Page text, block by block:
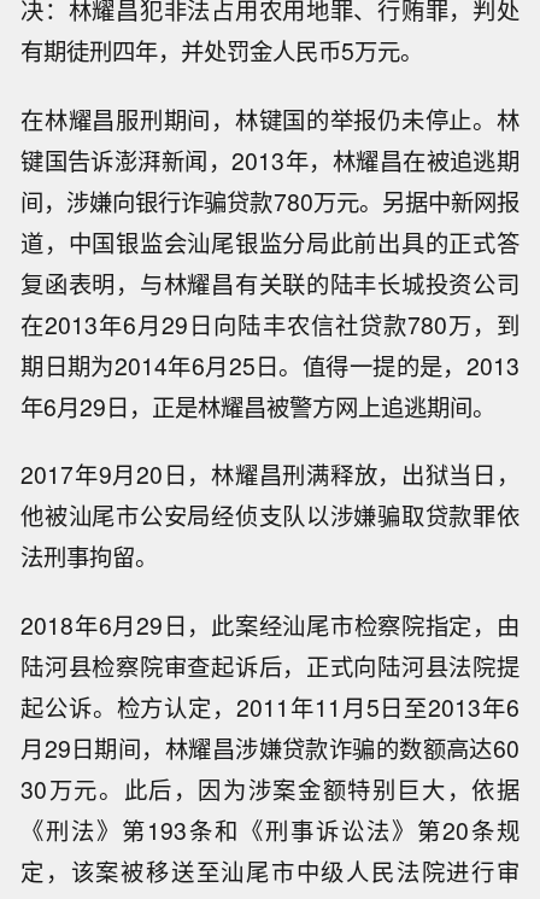
决：林耀昌犯非法占用农用地罪、行贿罪，判处
有期徒刑四年，并处罚金人民币5万元。
在林耀昌服刑期间，林键国的举报仍未停止。林
键国告诉澎湃新闻，2013年，林耀昌在被追逃期
间，涉嫌向银行诈骗贷款780万元。另据中新网报
道，中国银监会汕尾银监分局此前出具的正式答
复函表明，与林耀昌有关联的陆丰长城投资公司
在2013年6月29日向陆丰农信社贷款780万，到
期日期为2014年6月25日。值得一提的是，2013
年6月29日，正是林耀昌被警方网上追逃期间。
2017年9月20日，林耀昌刑满释放，出狱当日，
他被汕尾市公安局经侦支队以涉嫌骗取贷款罪依
法刑事拘留。
2018年6月29日，此案经汕尾市检察院指定，由
陆河县检察院审查起诉后，正式向陆河县法院提
起公诉。检方认定，2011年11月5日至2013年6
月29日期间，林耀昌涉嫌贷款诈骗的数额高达60
30万元。此后，因为涉案金额特别巨大，依据
《刑法》第193条和《刑事诉讼法》第20条规
定，该案被移送至汕尾市中级人民法院进行审